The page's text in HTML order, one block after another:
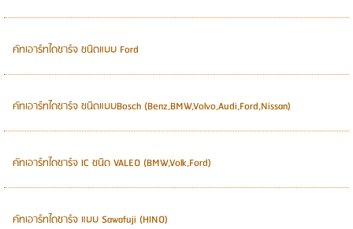
คัทเอาร์ทไดชาร์จ ชนิดแบบ Ford
คัทเอาร์ทไดชาร์จ ชนิดแบบBosch (Benz,BMW,Volvo,Audi,Ford,Nissan)
คัทเอาร์ทไดชาร์จ IC ชนิด VALEO (BMW,Volk,Ford)
คัทเอาร์ทไดชาร์จ แบบ Sawafuji (HINO)